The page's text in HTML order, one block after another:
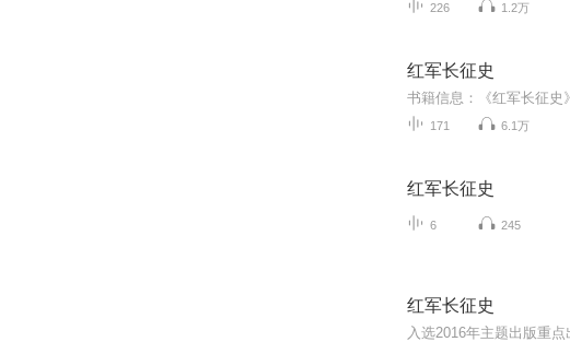
226 1.2万
红军长征史
171 6.1万
红军长征史
6 245
红军长征史